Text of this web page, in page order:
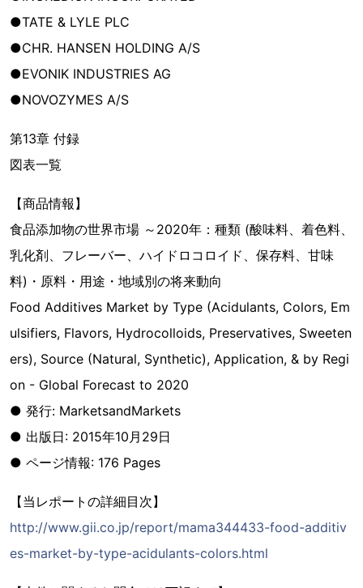
●TATE & LYLE PLC
●CHR. HANSEN HOLDING A/S
●EVONIK INDUSTRIES AG
●NOVOZYMES A/S
第13章 付録
図表一覧
【商品情報】
食品添加物の世界市場 ～2020年：種類 (酸味料、着色料、
乳化剤、フレーバー、ハイドロコロイド、保存料、甘味
料)・原料・用途・地域別の将来動向
Food Additives Market by Type (Acidulants, Colors, Em
ulsifiers, Flavors, Hydrocolloids, Preservatives, Sweeten
ers), Source (Natural, Synthetic), Application, & by Regi
on - Global Forecast to 2020
● 発行: MarketsandMarkets
● 出版日: 2015年10月29日
● ページ情報: 176 Pages
【当レポートの詳細目次】
http://www.gii.co.jp/report/mama344433-food-additiv
es-market-by-type-acidulants-colors.html